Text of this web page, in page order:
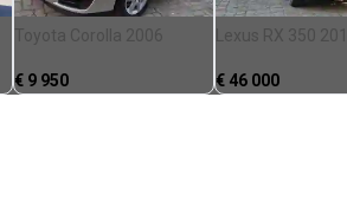
Toyota Corolla 2006
€ 9 950
Lexus RX 350
€ 46 000